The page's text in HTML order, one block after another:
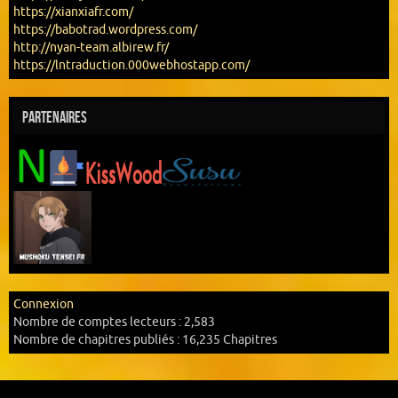
https://xianxiafr.com/
https://babotrad.wordpress.com/
http://nyan-team.albirew.fr/
https://lntraduction.000webhostapp.com/
Partenaires
Connexion
Nombre de comptes lecteurs : 2,583
Nombre de chapitres publiés : 16,235 Chapitres